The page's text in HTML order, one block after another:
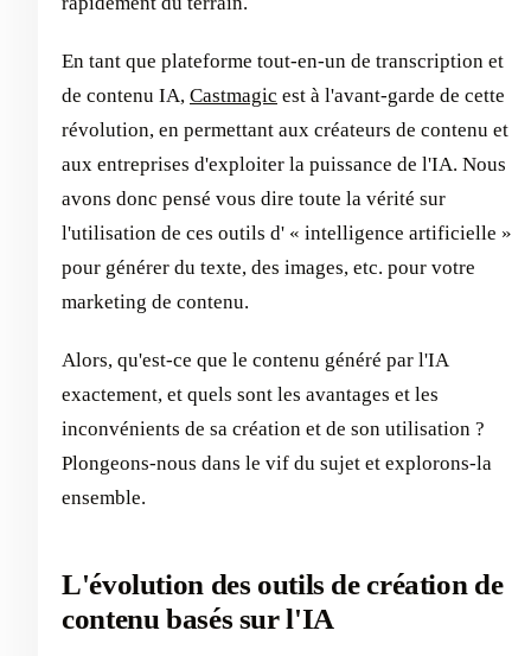
En tant que plateforme tout-en-un de transcription et
de contenu IA, Castmagic est à l'avant-garde de cette
révolution, en permettant aux créateurs de contenu et
aux entreprises d'exploiter la puissance de l'IA. Nous
avons donc pensé vous dire toute la vérité sur
l'utilisation de ces outils d' « intelligence artificielle »
pour générer du texte, des images, etc. pour votre
marketing de contenu.
Alors, qu'est-ce que le contenu généré par l'IA
exactement, et quels sont les avantages et les
inconvénients de sa création et de son utilisation ?
Plongeons-nous dans le vif du sujet et explorons-la
ensemble.
L'évolution des outils de création de
contenu basés sur l'IA